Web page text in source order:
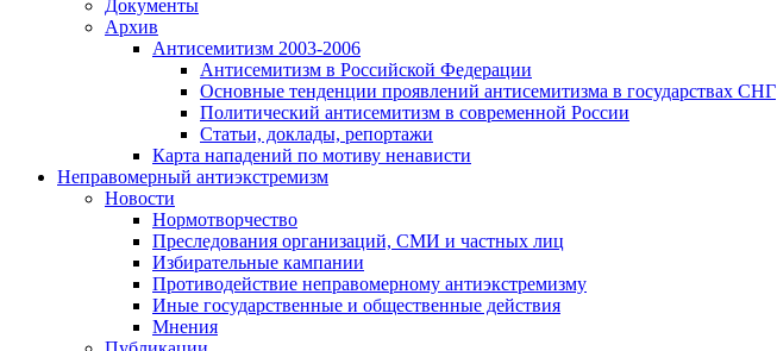
Документы
Архив
Антисемитизм 2003-2006
Антисемитизм в Российской Федерации
Основные тенденции проявлений антисемитизма в государствах СНГ
Политический антисемитизм в современной России
Статьи, доклады, репортажи
Карта нападений по мотиву ненависти
Неправомерный антиэкстремизм
Новости
Нормотворчество
Преследования организаций, СМИ и частных лиц
Избирательные кампании
Противодействие неправомерному антиэкстремизму
Иные государственные и общественные действия
Мнения